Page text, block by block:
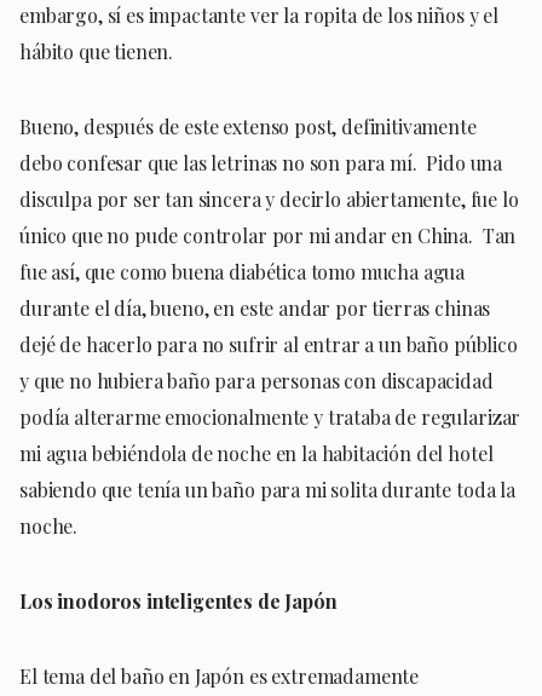
embargo, sí es impactante ver la ropita de los niños y el
hábito que tienen.
Bueno, después de este extenso post, definitivamente
debo confesar que las letrinas no son para mí. Pido una
disculpa por ser tan sincera y decirlo abiertamente, fue lo
único que no pude controlar por mi andar en China. Tan
fue así, que como buena diabética tomo mucha agua
durante el día, bueno, en este andar por tierras chinas
dejé de hacerlo para no sufrir al entrar a un baño público
y que no hubiera baño para personas con discapacidad
podía alterarme emocionalmente y trataba de regularizar
mi agua bebiéndola de noche en la habitación del hotel
sabiendo que tenía un baño para mi solita durante toda la
noche.
Los inodoros inteligentes de Japón
El tema del baño en Japón es extremadamente